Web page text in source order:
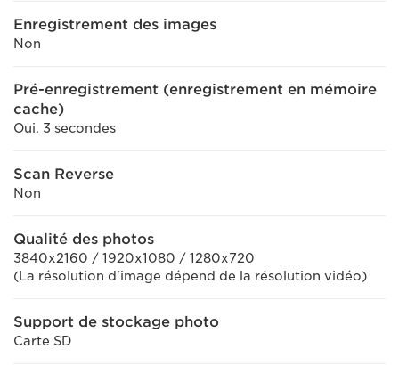
Enregistrement des images
Non
Pré-enregistrement (enregistrement en mémoire
cache)
Oui. 3 secondes
Scan Reverse
Non
Qualité des photos
3840x2160 / 1920x1080 / 1280x720
(La résolution d'image dépend de la résolution vidéo)
Support de stockage photo
Carte SD